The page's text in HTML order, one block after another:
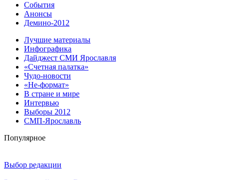
События
Анонсы
Демино-2012
Лучшие материалы
Инфографика
Дайджест СМИ Ярославля
«Счетная палатка»
Чудо-новости
«Не-формат»
В стране и мире
Интервью
Выборы 2012
СМП-Ярославль
Популярное
Выбор редакции